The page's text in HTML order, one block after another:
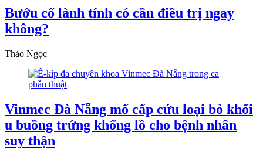
Bướu cổ lành tính có cần điều trị ngay
không?
Thảo Ngọc
Vinmec Đà Nẵng mổ cấp cứu loại bỏ khối
u buồng trứng khổng lồ cho bệnh nhân
suy thận